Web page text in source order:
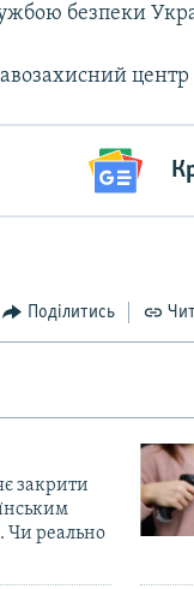
безпеки
центр
Поділитись
закрити
Чи реально